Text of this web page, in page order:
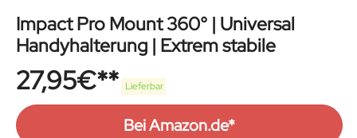
Impact Pro Mount 360° | Universal
Handyhalterung | Extrem stabile
27,95€ Lieferbar
Bei Amazon.de*